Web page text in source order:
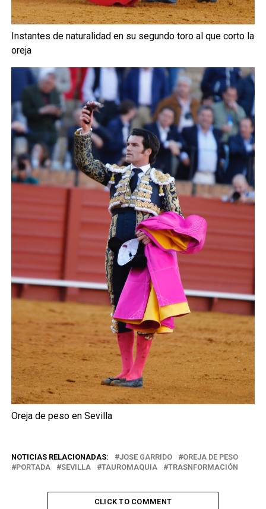
Instantes de naturalidad en su segundo toro al que corto la
oreja
Oreja de peso en Sevilla
NOTICIAS RELACIONADAS: JOSE GARRIDO
OREJA DE PESO
PORTADA
SEVILLA TAUROMAQUIA TRASNFORMACIÓN
CLICK TO COMMENT